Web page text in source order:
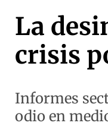
La
crisis
Informes
odio en